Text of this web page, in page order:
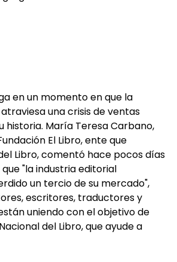
en un momento en que la
una crisis de ventas
historia. María Teresa Carbano,
El Libro, ente que
Libro, comentó hace pocos días
"la industria editorial
un tercio de su mercado",
escritores, traductores y
uniendo con el objetivo de
del Libro, que ayude a